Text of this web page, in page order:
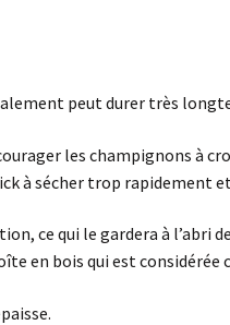
peut durer très
les champignons à
à sécher trop rapidement
ce qui le gardera à l’abri
en bois qui est considérée